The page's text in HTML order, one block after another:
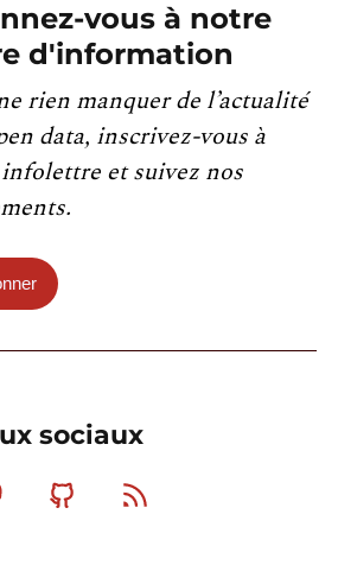
vous à notre
d'information
rien manquer de l’actualité
data, inscrivez-vous à
et suivez nos
sociaux
MastodonGithub